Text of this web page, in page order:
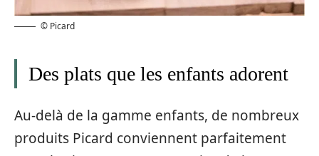
© Picard
Des plats que les enfants adorent
Au-delà de la gamme enfants, de nombreux
produits Picard conviennent parfaitement